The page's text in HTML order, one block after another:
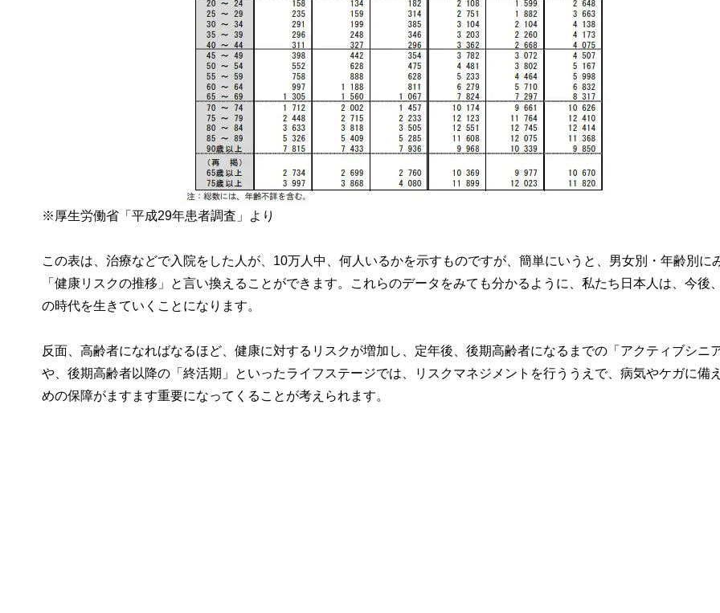
※厚生労働省「平成29年患者調査」より
この表は、治療などで入院をした人が、10万人中、何人いるかを示すものですが、簡単にいうと、男女別・年齢別に
「健康リスクの推移」と言い換えることができます。これらのデータをみても分かるように、私たち日本人は、今後
の時代を生きていくことになります。
反面、高齢者になればなるほど、健康に対するリスクが増加し、定年後、後期高齢者になるまでの「アクティブシニ
や、後期高齢者以降の「終活期」といったライフステージでは、リスクマネジメントを行ううえで、病気やケガに備
めの保障がますます重要になってくることが考えられます。